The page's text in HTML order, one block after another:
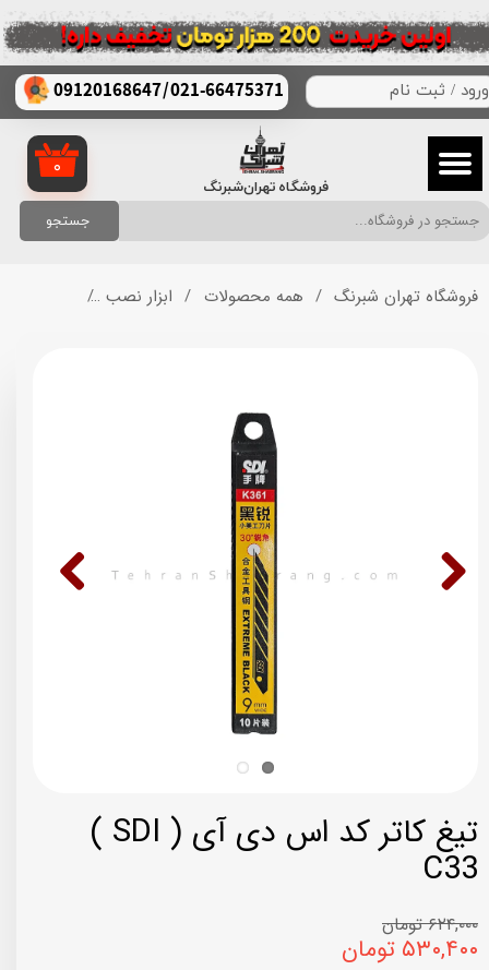
فروشگاه تهران‌شبرنگ
021-66475371
09120168647/
جستجو
۰
ورود / ثبت نام
حساب کاربری من
تغییر گذر واژه
سفارشات
خروج از حساب کاربری
فروشگاه تهران شبرنگ همه محصولات ابزار نصب
تیغ کاتر کد اس دی آی ( SDI )
C33
۶۲۴,۰۰۰ تومان
۵۳۰,۴۰۰ تومان